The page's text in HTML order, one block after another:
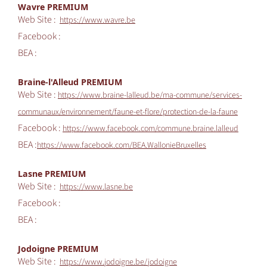
Wavre PREMIUM
Web Site : https://www.wavre.be
Facebook :
BEA :
Braine-l'Alleud PREMIUM
Web Site :https://www.braine-lalleud.be/ma-commune/services-
communaux/environnement/faune-et-flore/protection-de-la-faune
Facebook :https://www.facebook.com/commune.braine.lalleud
BEA :https://www.facebook.com/BEA.WallonieBruxelles
Lasne PREMIUM
Web Site : https://www.lasne.be
Facebook :
BEA :
Jodoigne PREMIUM
Web Site : https://www.jodoigne.be/jodoigne